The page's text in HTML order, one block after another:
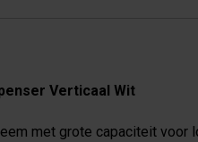
Verticaal Wit
met grote capaciteit voor